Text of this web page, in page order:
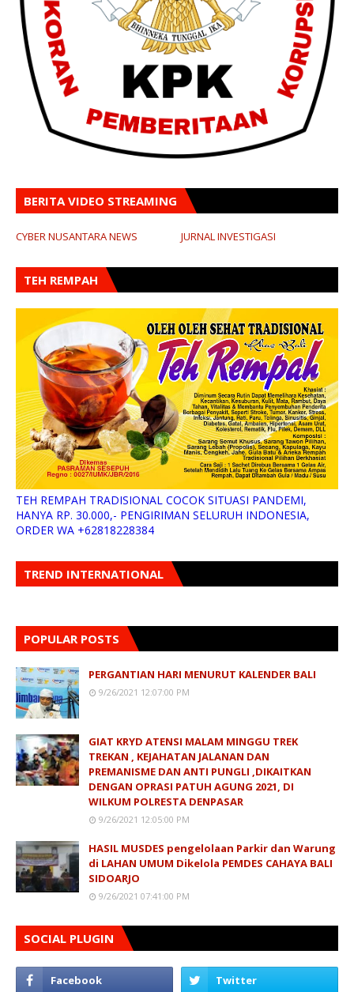
BERITA VIDEO STREAMING
CYBER NUSANTARA NEWS JURNAL INVESTIGASI
TEH REMPAH
TEH REMPAH TRADISIONAL COCOK SITUASI PANDEMI,
HANYA RP. 30.000,- PENGIRIMAN SELURUH INDONESIA,
ORDER WA +62818228384
TREND INTERNATIONAL
POPULAR POSTS
PERGANTIAN HARI MENURUT KALENDER BALI
9/26/2021 12:07:00 PM
GIAT KRYD ATENSI MALAM MINGGU TREK
TREKAN , KEJAHATAN JALANAN DAN
PREMANISME DAN ANTI PUNGLI ,DIKAITKAN
DENGAN OPRASI PATUH AGUNG 2021, DI
WILKUM POLRESTA DENPASAR
9/26/2021 12:05:00 PM
HASIL MUSDES pengelolaan Parkir dan Warung
di LAHAN UMUM Dikelola PEMDES CAHAYA BALI
SIDOARJO
9/26/2021 07:41:00 PM
SOCIAL PLUGIN